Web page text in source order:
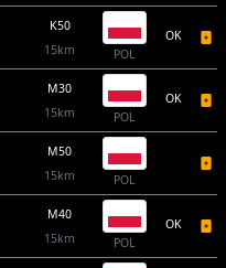
K50
15km
POL
OK
M30
15km
POL
OK
M50
15km
POL
M40
15km
POL
OK